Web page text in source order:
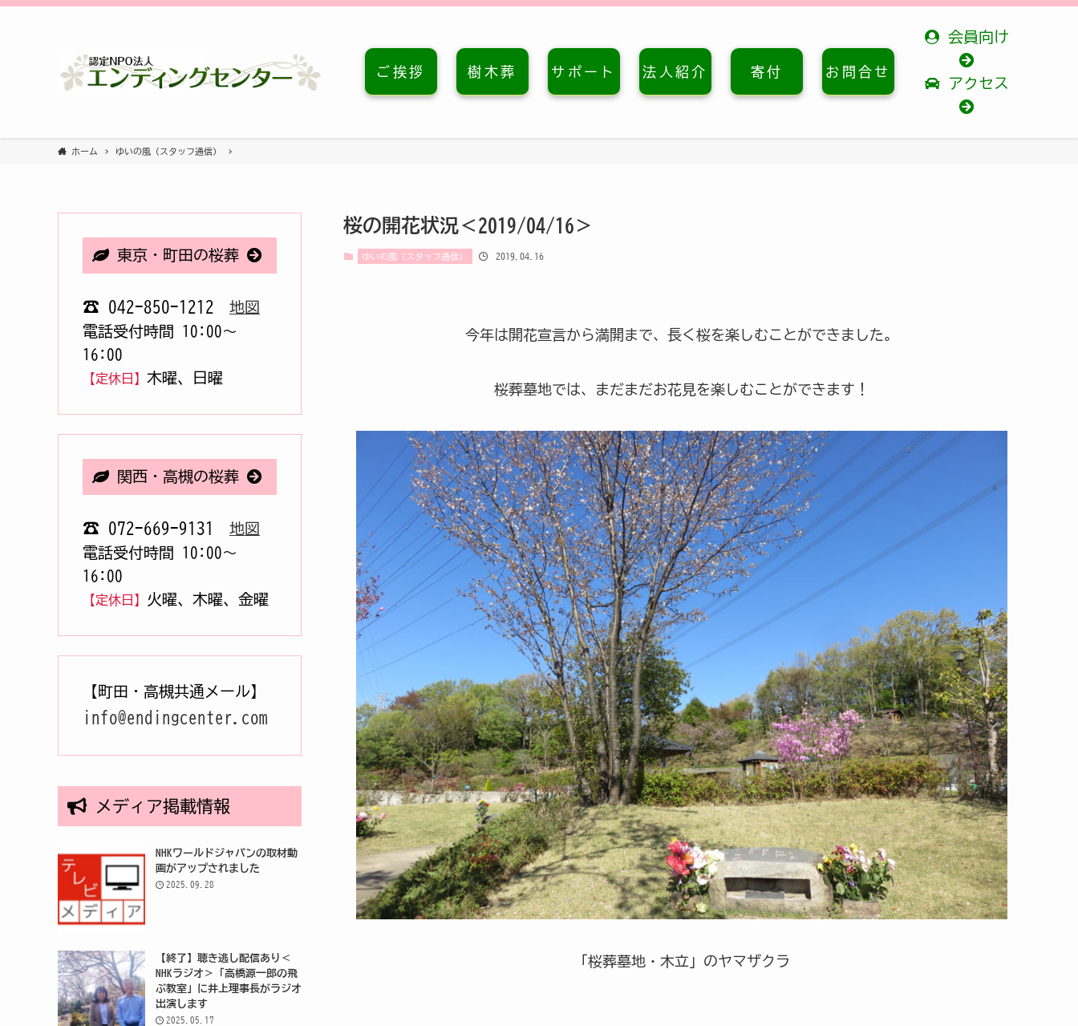
ご挨拶 樹木葬 サポート 法人紹介 寄付 お問合せ
会員向け
アクセス
ホーム ゆいの風（スタッフ通信）
桜の開花状況＜2019/04/16＞
ゆいの風（スタッフ通信） 2019.04.16
今年は開花宣言から満開まで、長く桜を楽しむことができました。
桜葬墓地では、まだまだお花見を楽しむことができます！
「桜葬墓地・木立」のヤマザクラ
東京・町田の桜葬
☎ 042-850-1212
地図
電話受付時間 10:00〜
16:00
【定休日】 木曜、日曜
関西・高槻の桜葬
☎ 072-669-9131
地図
電話受付時間 10:00〜
16:00
【定休日】 火曜、木曜、金曜
【町田・高槻共通メール】
info@endingcenter.com
メディア掲載情報
NHKワールドジャパンの取材動
画がアップされました
2025.09.28
【終了】聴き逃し配信あり＜
NHKラジオ＞「高橋源一郎の飛
ぶ教室」に井上理事長がラジオ
出演します
2025.05.17